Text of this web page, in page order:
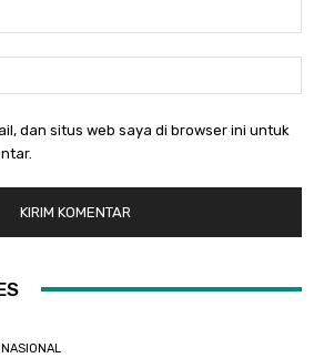
dan situs web saya di browser ini untuk
NASIONAL